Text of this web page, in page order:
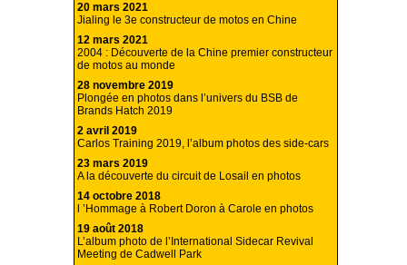
20 mars 2021
Jialing le 3e constructeur de motos en Chine
12 mars 2021
2004 : Découverte de la Chine premier constructeur
de motos au monde
28 novembre 2019
Plongée en photos dans l’univers du BSB de
Brands Hatch 2019
2 avril 2019
Carlos Training 2019, l’album photos des side-cars
23 mars 2019
A la découverte du circuit de Losail en photos
14 octobre 2018
l ’Hommage à Robert Doron à Carole en photos
19 août 2018
L’album photo de l’International Sidecar Revival
Meeting de Cadwell Park